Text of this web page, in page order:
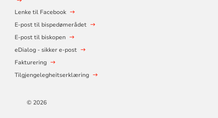
Lenke til Facebook
E-post til bispedømerådet
E-post til biskopen
eDialog - sikker e-post
Fakturering
Tilgjengelegheitserklæring
© 2026